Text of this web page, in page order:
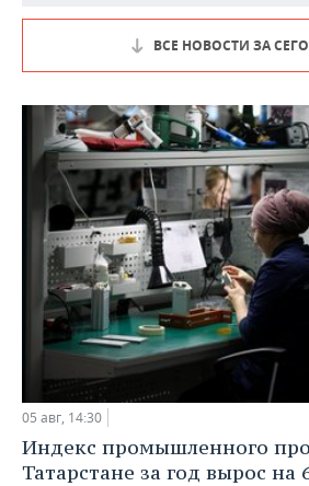
ВСЕ НОВОСТИ ЗА
05 авг, 14:30
Индекс промышленного
Татарстане за год вырос на